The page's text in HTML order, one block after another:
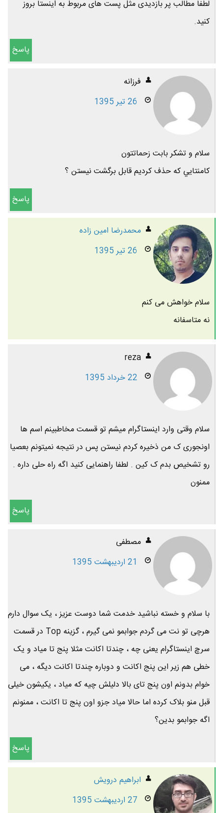
لطفاَ مطالب پر بازدیدی مثل پست های مربوط به اینستا بروز
کنید.
پاسخ
ﻓﺮﺯاﻧﻪ
26 تیر 1395
ﺳﻼﻡ و ﺗﺸﻜﺮ ﺑﺎﺑﺖ ﺯﺣﻤﺎﺗﺘﻮﻥ
ﻛﺎﻣﻨﺘﺎﻳﻲ ﻛﻪ ﺣﺬﻑ ﻛﺮﺩﻳﻢ ﻗﺎﺑﻞ ﺑﺮﮔﺸﺖ ﻧﻴﺴﺘﻦ ؟
پاسخ
محمدرضا امين زاده
26 تیر 1395
سلام خواهش می کنم
نه متاسفانه
reza
22 خرداد 1395
سلام وقتی وارد اینستاگرام میشم تو قسمت مخاطبینم اسم ها
اونجوری ک من ذخیره کردم نیستن پس در نتیجه نمیتونم بعصیا
رو تشخیص بدم ک کین . لطفا راهنمایی کنید اگه راه حلی داره .
ممنون
پاسخ
مصطفی
21 اردیبهشت 1395
با سلام و خسته نباشید خدمت شما دوست عزیز ، یک سوال دارم
هرچی تو نت می گردم جوابمو نمی گیرم ، گزینه Top در قسمت
سرچ اینستاگرام یعنی چه ، چندتا اکانت مثلا پنج تا میاد و یک
خطی هم زیر این پنج اکانت و دوباره چندتا اکانت دیگه ، می
خوام بدونم اون پنج تای بالا دلیلش چیه که میاد ، یکیشون خیلی
قبل منو بلاک کرده اما حالا میاد جزو اون پنج تا اکانت ، ممنونم
اگه جوابمو بدین؟
پاسخ
ابراهیم درویش
27 اردیبهشت 1395